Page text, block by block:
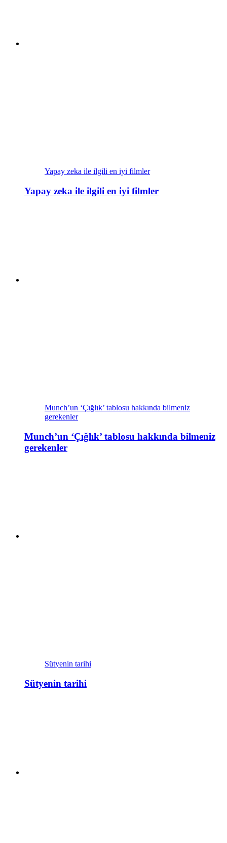
Yapay zeka ile ilgili en iyi filmler
Yapay zeka ile ilgili en iyi filmler
Munch’un ‘Çığlık’ tablosu hakkında bilmeniz
gerekenler
Munch’un ‘Çığlık’ tablosu hakkında bilmeniz
gerekenler
Sütyenin tarihi
Sütyenin tarihi